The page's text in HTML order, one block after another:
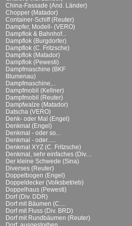
China-Fassade (And. Länder)
Chopper (Matador)
Container-Schiff (Reuter)
Dampfer, Modell- (VERO)
Dampflok & Bahnhof...
Dampflok (Burgdorfer)
Dampflok (C. Fritzsche)
Dampflok (Matador)
Dampflok (Pewesti)
Dampfmaschine (BKF
Blumenau)
Dampfmaschine,...
Dampfmobil (Kellner)
Dampfmobil (Reuter)
Dampfwalze (Matador)
Datscha (VERO)
Denk- oder Mal (Engel)
Denkmal (Engel)
Denkmal - oder so...
Denkmal - oder......
Denkmal XYZ (C. Fritzsche)
Denkmal, sehr einfaches (Div....
Der kleine Schwede (Sina)
Diverses (Reuter)
Doppelbogen (Engel)
Doppeldecker (Volksbetrieb)
Doppelhaus (Pewesti)
Dorf (Div. DDR)
Dorf mit Bäumen (C....
Dorf mit Fluss (Div. BRD)
Dorf mit Rundbäumen (Reuter)